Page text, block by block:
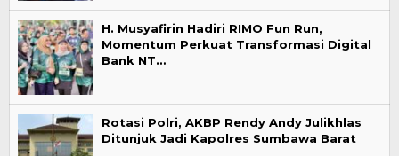
H. Musyafirin Hadiri RIMO Fun Run,
Momentum Perkuat Transformasi Digital
Bank NT…
Rotasi Polri, AKBP Rendy Andy Julikhlas
Ditunjuk Jadi Kapolres Sumbawa Barat